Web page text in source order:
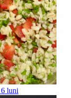
6 luni